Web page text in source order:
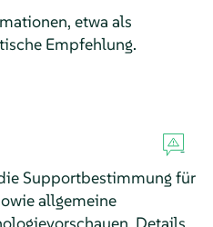
etwa als
Empfehlung.
Supportbestimmung für
allgemeine